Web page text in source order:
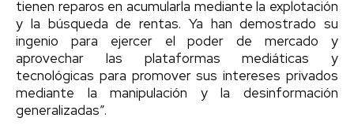
tienen reparos en acumularla mediante la explotación
y la búsqueda de rentas. Ya han demostrado su
ingenio para ejercer el poder de mercado y
aprovechar las plataformas mediáticas y
tecnológicas para promover sus intereses privados
mediante la manipulación y la desinformación
generalizadas”.